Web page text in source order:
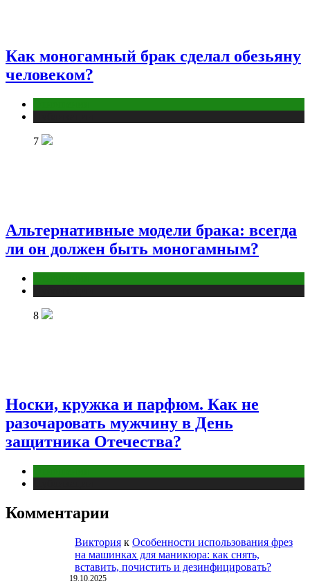
Как моногамный брак сделал обезьяну
человеком?
7
Альтернативные модели брака: всегда
ли он должен быть моногамным?
8
Носки, кружка и парфюм. Как не
разочаровать мужчину в День
защитника Отечества?
Комментарии
Виктория к Особенности использования фрез
на машинках для маникюра: как снять,
вставить, почистить и дезинфицировать?
19.10.2025